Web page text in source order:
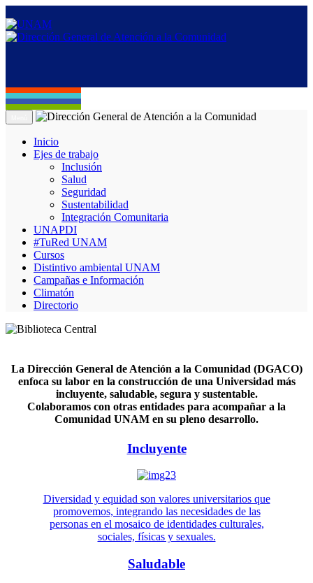
Inicio
Ejes de trabajo
Inclusión
Salud
Seguridad
Sustentabilidad
Integración Comunitaria
UNAPDI
#TuRed UNAM
Cursos
Distintivo ambiental UNAM
Campañas e Información
Climatón
Directorio
La Dirección General de Atención a la Comunidad (DGACO)
enfoca su labor en la construcción de una Universidad más
incluyente, saludable, segura y sustentable.
Colaboramos con otras entidades para acompañar a la
Comunidad UNAM en su pleno desarrollo.
Incluyente
Diversidad y equidad son valores universitarios que
promovemos, integrando las necesidades de las
personas en el mosaico de identidades culturales,
sociales, físicas y sexuales.
Saludable